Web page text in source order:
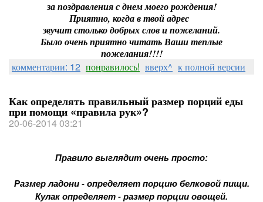
за поздравления с днем моего рождения!
Приятно, когда в твой адрес
звучит столько добрых слов и пожеланий.
Было очень приятно читать Ваши теплые
пожелания!!!!
комментарии: 12 понравилось! вверх^ к полной версии
Как определять правильный размер порций еды
при помощи «правила рук»?
20-06-2014 03:21
Правило выглядит очень просто:
Размер ладони - определяет порцию белковой пищи.
Кулак определяет - размер порции овощей.